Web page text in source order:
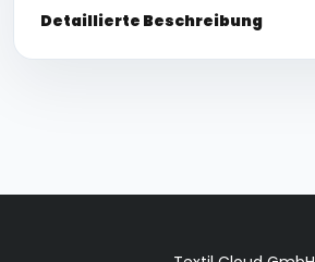
Detaillierte Beschreibung